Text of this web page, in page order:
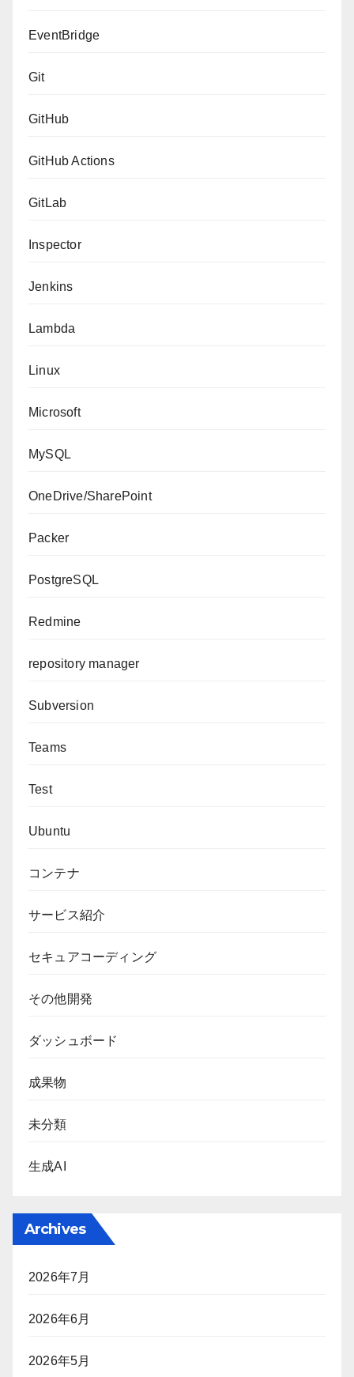
EventBridge
Git
GitHub
GitHub Actions
GitLab
Inspector
Jenkins
Lambda
Linux
Microsoft
MySQL
OneDrive/SharePoint
Packer
PostgreSQL
Redmine
repository manager
Subversion
Teams
Test
Ubuntu
コンテナ
サービス紹介
セキュアコーディング
その他開発
ダッシュボード
成果物
未分類
生成AI
Archives
2026年7月
2026年6月
2026年5月